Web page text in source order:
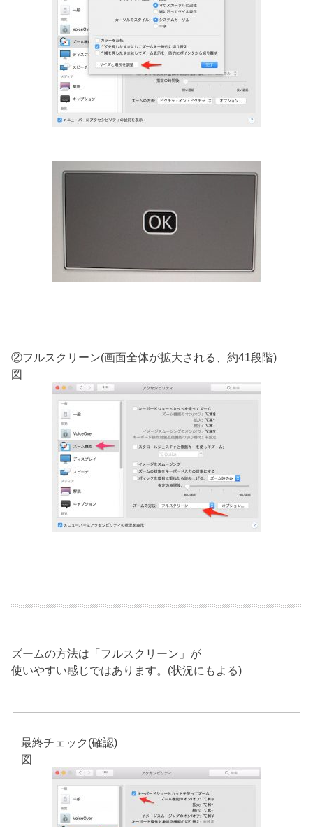
②フルスクリーン(画面全体が拡大される、約41段階)
図
ズームの方法は「フルスクリーン」が
使いやすい感じではあります。(状況にもよる)
最終チェック(確認)
図